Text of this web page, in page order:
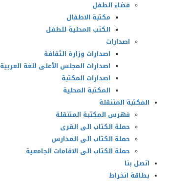
فضاء الطفل
مكتبة الاطفال
الكتب المحلية للطفل
اصدارات
اصدارات وزارة الثقافة
اصدارات المجلس الأعلى للغة العربية
اصدارات المكتبة
المكتبة المحلية
المكتبة المتنقلة
فهرس المكتبة المتنقلة
حملة الكتاب الى القرى
حملة الكتاب الى المدارس
حملة الكتاب الى الاقامات الجامعية
اتصل بنا
بطاقة انخراط